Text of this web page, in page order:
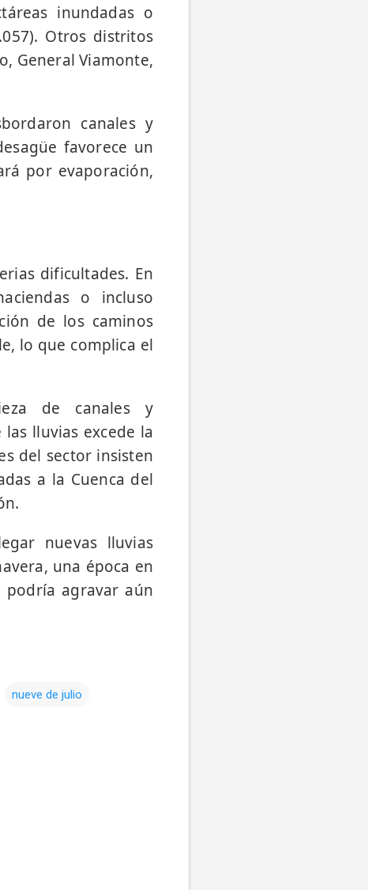
inundadas o
Otros distritos
General Viamonte,
canales y
favorece un
por evaporación,
dificultades. En
o incluso
de los caminos
lo que complica el
de canales y
lluvias excede la
del sector insisten
a la Cuenca del
nuevas lluvias
una época en
podría agravar aún
nueve de julio